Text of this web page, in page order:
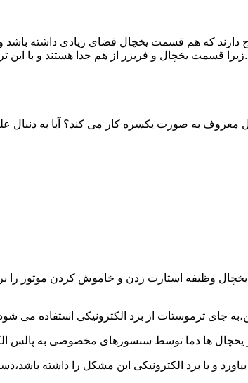
دارند که هم قسمت یخچال فضای زیادی داشته
قسمت یخچال و فریزر از هم جدا هستند و با
قول معروف به صورت یکسره کار می کند؟ آیا به
وظیفه استارت زدن و خاموش کردن موتور را
جای ترموستات از برد الکترونیکی استفاده می
از یخچال ها دما توسط سنسورهای مخصوصی به پالس
و یا برد الکترونیکی این مشکل را داشته